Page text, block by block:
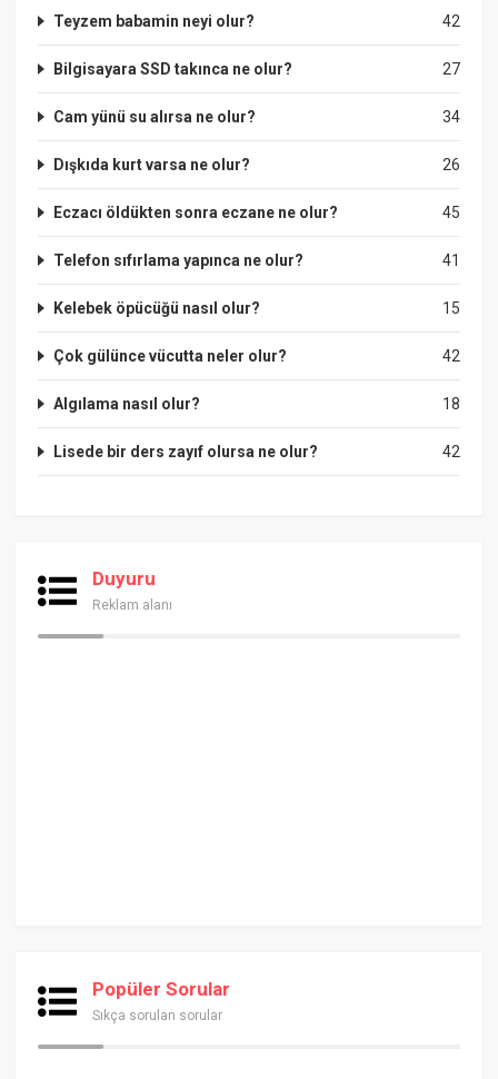
42
Teyzem babamin neyi olur?
27
Bilgisayara SSD takınca ne olur?
34
Cam yünü su alırsa ne olur?
26
Dışkıda kurt varsa ne olur?
45
Eczacı öldükten sonra eczane ne olur?
41
Telefon sıfırlama yapınca ne olur?
15
Kelebek öpücüğü nasıl olur?
42
Çok gülünce vücutta neler olur?
18
Algılama nasıl olur?
42
Lisede bir ders zayıf olursa ne olur?
Duyuru
Reklam alanı
Popüler Sorular
Sıkça sorulan sorular